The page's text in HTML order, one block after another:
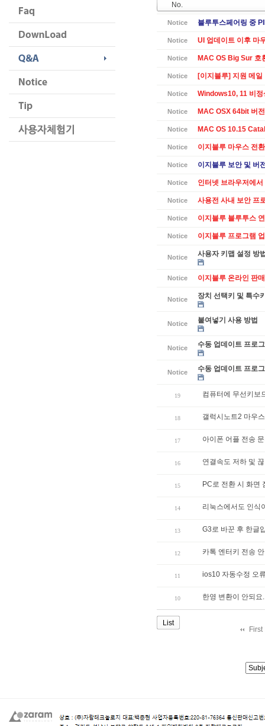
No.
Notice 블루투스페어링 중
Notice UI 업데이트 이후 마
Notice MAC OS Big Sur 호
Notice [이지블루] 지원 메일
Notice Windows10, 11 비정
Notice MAC OSX 64bit 버
Notice MAC OS 10.15
Notice 이지블루 마우스 전
Notice 이지블루 보안 및 버
Notice 인터넷 브라우저에
Notice 사용전 사내 보안 프
Notice 이지블루 블루투스
Notice 이지블루 프로그램
Notice 사용자 키맵 설정 방
Notice 이지블루 온라인 판
Notice 장치 선택키 및 특수
Notice 붙여넣기 사용 방법
Notice 수동 업데이트 프로
Notice 수동 업데이트 프로
19 컴퓨터에 무선키보
18 갤럭시노트2 마우
17 아이폰 어플 전송
16 연결속도 저하 및
15 PC로 전환 시 화면
14 리눅스에서도 인식
13 G3로 바꾼 후 한글
12 카톡 엔터키 전송
11 ios10 자동수정 오
10 한영 변환이 안되요
List
First